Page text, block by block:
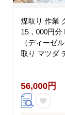
煤取り 作業
15，000円分
（ディーゼ
取り マツダ
56,000円